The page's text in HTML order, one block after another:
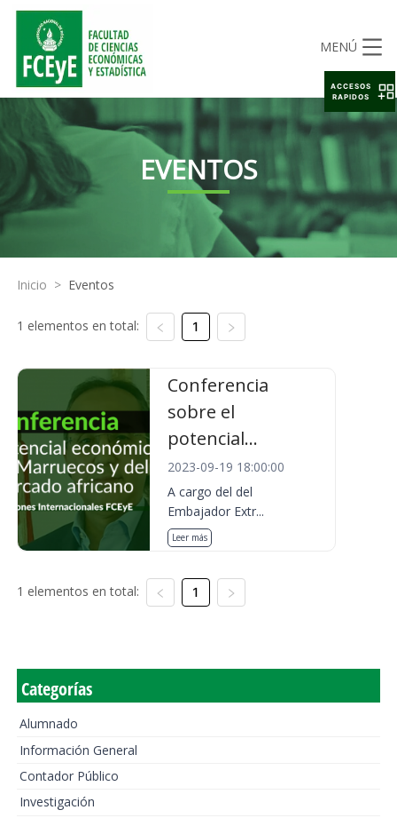
MENÚ
EVENTOS
Inicio > Eventos
1 elementos en total: 1
Conferencia
sobre el
potencial...
2023-09-19 18:00:00
A cargo del del
Embajador Extr...
Leer más
1 elementos en total: 1
Categorías
Alumnado
Información General
Contador Público
Investigación
ACCESOS
RAPIDOS